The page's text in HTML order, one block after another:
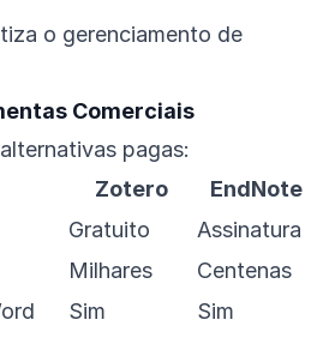
o gerenciamento de
Comerciais
pagas:
Zotero
EndNote
Gratuito
Assinatura
Milhares
Centenas
Sim
Sim